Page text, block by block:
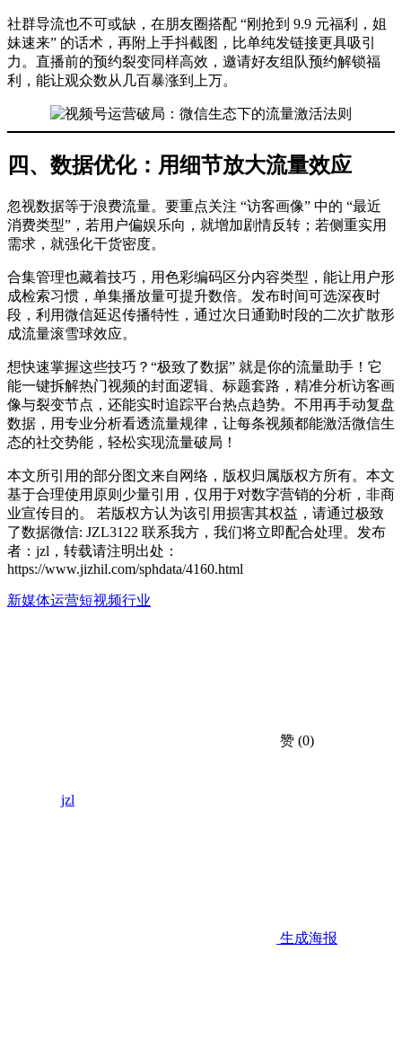
社群导流也不可或缺，在朋友圈搭配 “刚抢到 9.9 元福利，姐
妹速来” 的话术，再附上手抖截图，比单纯发链接更具吸引
力。直播前的预约裂变同样高效，邀请好友组队预约解锁福
利，能让观众数从几百暴涨到上万。
四、数据优化：用细节放大流量效应
忽视数据等于浪费流量。要重点关注 “访客画像” 中的 “最近
消费类型”，若用户偏娱乐向，就增加剧情反转；若侧重实用
需求，就强化干货密度。
合集管理也藏着技巧，用色彩编码区分内容类型，能让用户形
成检索习惯，单集播放量可提升数倍。发布时间可选深夜时
段，利用微信延迟传播特性，通过次日通勤时段的二次扩散形
成流量滚雪球效应。
想快速掌握这些技巧？“极致了数据” 就是你的流量助手！它
能一键拆解热门视频的封面逻辑、标题套路，精准分析访客画
像与裂变节点，还能实时追踪平台热点趋势。不用再手动复盘
数据，用专业分析看透流量规律，让每条视频都能激活微信生
态的社交势能，轻松实现流量破局！
本文所引用的部分图文来自网络，版权归属版权方所有。本文
基于合理使用原则少量引用，仅用于对数字营销的分析，非商
业宣传目的。 若版权方认为该引用损害其权益，请通过极致
了数据微信: JZL3122 联系我方，我们将立即配合处理。发布
者：jzl，转载请注明出处：
https://www.jizhil.com/sphdata/4160.html
新媒体运营短视频行业
赞 (0)
jzl
生成海报